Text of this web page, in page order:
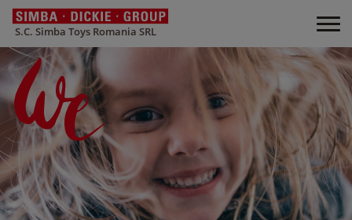
S.C. Simba Toys Romania SRL